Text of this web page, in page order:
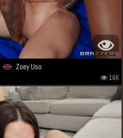
Zoey Uso
16K